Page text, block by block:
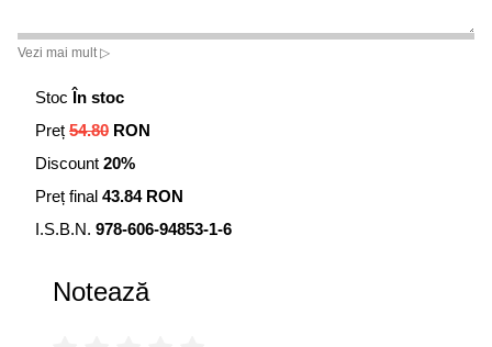
Vezi mai mult ▷
Stoc În stoc
Preț 54.80 RON
Discount 20%
Preț final 43.84 RON
I.S.B.N. 978-606-94853-1-6
Notează